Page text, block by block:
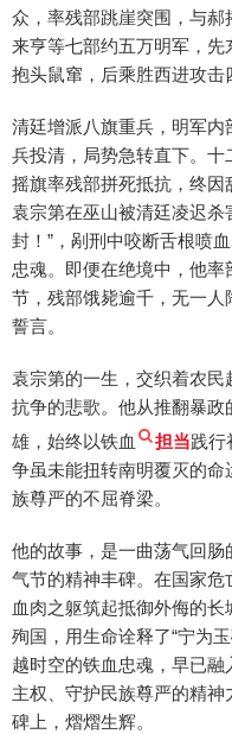
众，率残部跳崖突围，与
来亨等七部约五万明军，
抱头鼠窜，后乘胜西进攻击
清廷增派八旗重兵，明军
兵投清，局势急转直下。
摇旗率残部拼死抵抗，终因
袁宗第在巫山被清廷凌迟杀
封！”，剐刑中咬断舌根喷
忠魂。即便在绝境中，他率
节，残部饿毙逾千，无一
誓言。
袁宗第的一生，交织着农
抗争的悲歌。他从推翻暴
雄，始终以铁血
担当践行
争虽未能扭转南明覆灭的
族尊严的不屈脊梁。
他的故事，是一曲荡气回
气节的精神丰碑。在国家
血肉之躯筑起抵御外侮的
殉国，用生命诠释了“宁为
越时空的铁血忠魂，早已
主权、守护民族尊严的精
碑上，熠熠生辉。